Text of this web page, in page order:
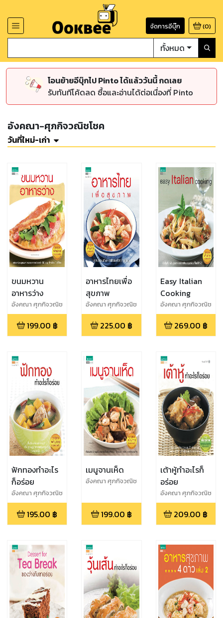
จัดการอีบุ๊ก (0)
ทั้งหมด
โอนย้ายอีบุ๊กไป Pinto ได้แล้ววันนี้ กดเลย
รับทันทีโค้ดลด ซื้อและอ่านได้ต่อเนื่องที่ Pinto
อังคณา-ศุภกิจวณิชโชค
วันที่ใหม่-เก่า
ขนมหวาน
อาหารว่าง
อังคณา ศุภกิจวณิช
โชค
199.00 ฿
อาหารไทยเพื่อ
สุขภาพ
อังคณา ศุภกิจวณิช
โชค
225.00 ฿
Easy Italian
Cooking
อังคณา ศุภกิจวณิช
โชค
269.00 ฿
ฟักทองทำอะไร
ก็อร่อย
อังคณา ศุภกิจวณิช
โชค
195.00 ฿
เมนูจานเห็ด
อังคณา ศุภกิจวณิช
199.00 ฿
เต้าหู้ทำอะไรก็
อร่อย
อังคณา ศุภกิจวณิช
โชค
209.00 ฿